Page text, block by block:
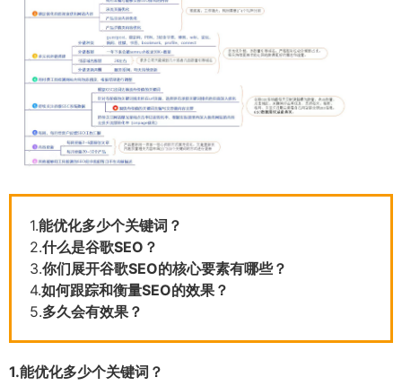
1.能优化多少个关键词？
2.什么是谷歌SEO？
3.你们展开谷歌SEO的核心要素有哪些？
4.如何跟踪和衡量SEO的效果？
5.多久会有效果？
1.能优化多少个关键词？